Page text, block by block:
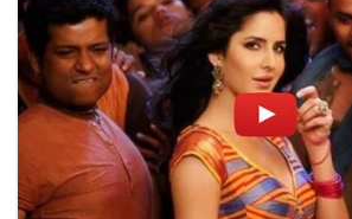
Tags: kanak-kanak